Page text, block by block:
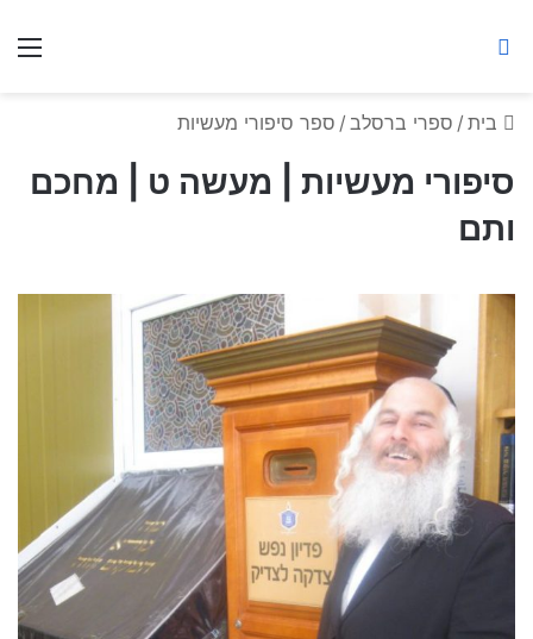
בית / ספרי ברסלב / ספר סיפורי מעשיות
סיפורי מעשיות | מעשה ט | מחכם
ותם